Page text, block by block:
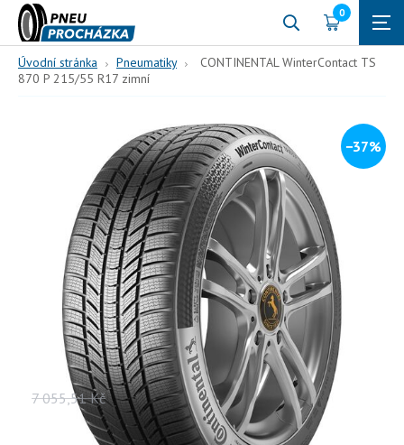
0
Úvodní stránka Pneumatiky
CONTINENTAL WinterContact TS
870 P 215/55 R17 zimní
215/55 R17 94 H (210 km/h)
−37%
CONTINENTAL WinterContact
TS 870 P 215/55 R17 zimní
94, H, zimní
Vaše cena s DPH
7 055,51 Kč
4 440,22Kč
3 669,60 Kč bez DPH